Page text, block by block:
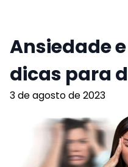
Ansiedade
dicas para
3 de agosto de 2023